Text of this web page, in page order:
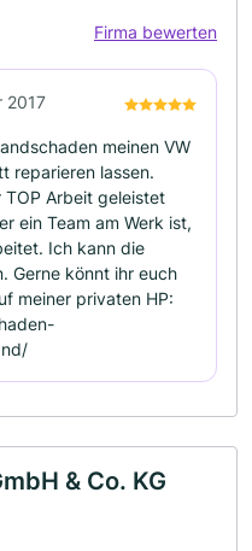
Firma bewerten
2017
meinen VW
reparieren lassen.
Arbeit geleistet
ein Team am Werk ist,
Ich kann die
Gerne könnt ihr euch
meiner privaten HP:
& Co. KG